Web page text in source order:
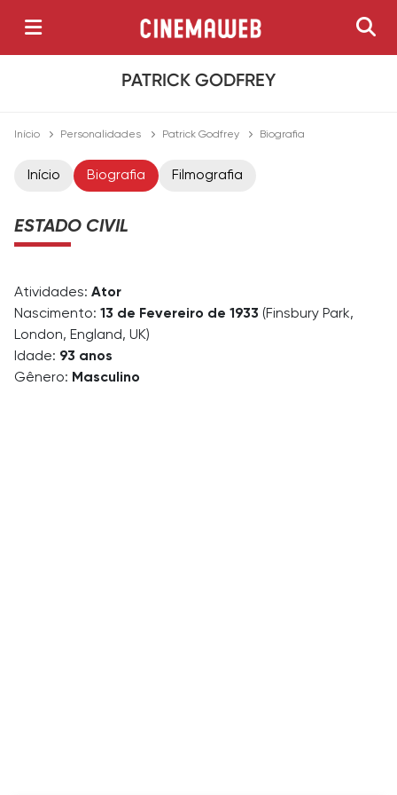
PATRICK GODFREY
Início Personalidades Patrick Godfrey Biografia
Início Biografia Filmografia
ESTADO CIVIL
Atividades: Ator
Nascimento: 13 de Fevereiro de 1933 (Finsbury Park,
London, England, UK)
Idade: 93 anos
Gênero: Masculino